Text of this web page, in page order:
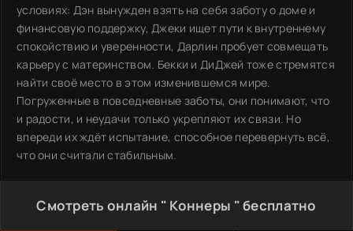
условиях: Дэн вынужден взять на себя заботу о доме и
финансовую поддержку, Джеки ищет пути к внутреннему
спокойствию и уверенности, Дарлин пробует совмещать
карьеру с материнством. Бекки и ДиДжей тоже стремятся
найти своё место в этом изменившемся мире.
Погруженные в повседневные заботы, они понимают, что
и радости, и неудачи только укрепляют их связи. Но
впереди их ждёт испытание, способное перевернуть всё,
что они считали стабильным.
Смотреть онлайн " Коннеры " бесплатно